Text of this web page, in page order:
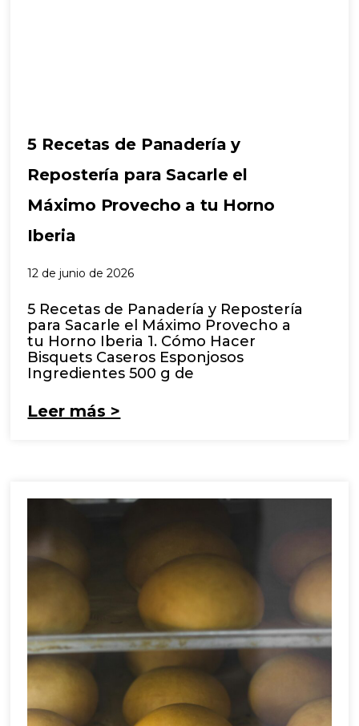
5 Recetas de Panadería y
Repostería para Sacarle el
Máximo Provecho a tu Horno
Iberia
12 de junio de 2026
5 Recetas de Panadería y Repostería
para Sacarle el Máximo Provecho a
tu Horno Iberia 1. Cómo Hacer
Bisquets Caseros Esponjosos
Ingredientes 500 g de
Leer más >